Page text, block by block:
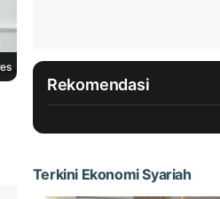
Rekomendasi
Terkini Ekonomi Syariah